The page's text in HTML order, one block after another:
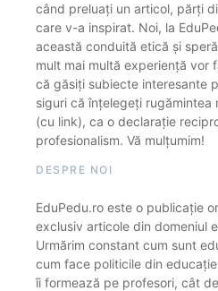
când preluați un articol, părți
care v-a inspirat. Noi, la
această conduită etică și
mult mai multă experiență vor
că găsiți subiecte interesante
siguri că înțelegeți rugămintea
(cu link), ca o declarație
profesionalism. Vă mulțumim!
DESPRE NOI
EduPedu.ro este o publicație
exclusiv articole din domeniul
Urmărim constant cum sunt
cum face politicile din
îi formează pe profesori, cât